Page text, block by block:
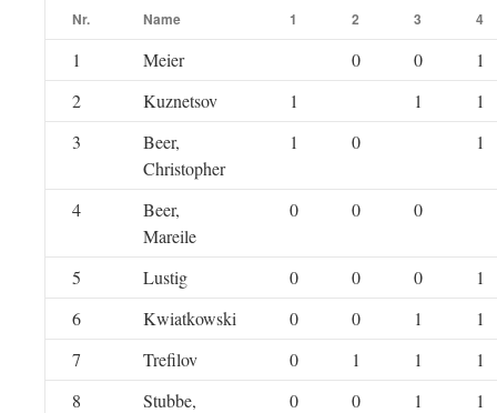
Nr. Name 1 2 3 4
1 Meier 0 0
1
2
Kuznetsov 1 1
1
3
Beer,
Christopher
1 0 1
4
Beer,
Mareile
0 0 0
5 Lustig 0 0 0
1
6
Kwiatkowski 0 0 1
1
7
Trefilov 0 1 1
1
8
Stubbe,
0 0 1 1